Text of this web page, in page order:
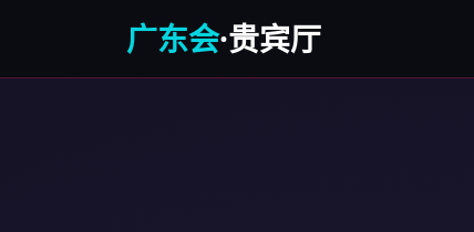
广东会·贵宾厅